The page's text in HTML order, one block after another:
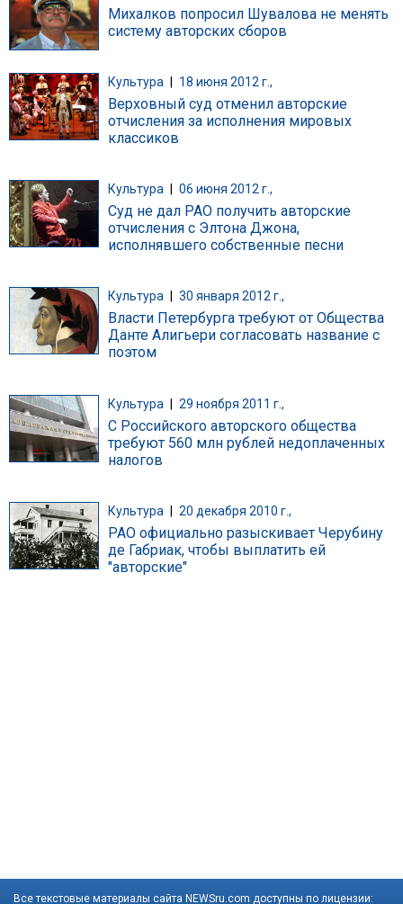
Михалков попросил Шувалова не менять
систему авторских сборов
Культура 18 июня 2012 г.,
Верховный суд отменил авторские
отчисления за исполнения мировых
классиков
Культура 06 июня 2012 г.,
Суд не дал РАО получить авторские
отчисления с Элтона Джона,
исполнявшего собственные песни
Культура 30 января 2012 г.,
Власти Петербурга требуют от Общества
Данте Алигьери согласовать название с
поэтом
Культура | 29 ноября 2011 г.,
С Российского авторского общества
требуют 560 млн рублей недоплаченных
налогов
Культура 20 декабря 2010 г.,
РАО официально разыскивает Черубину
де Габриак, чтобы выплатить ей
"авторские"
Все текстовые материалы сайта NEWSru.com доступны по лицензии: